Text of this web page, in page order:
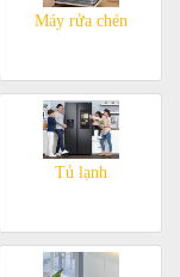
Máy rửa chén
Tủ lạnh